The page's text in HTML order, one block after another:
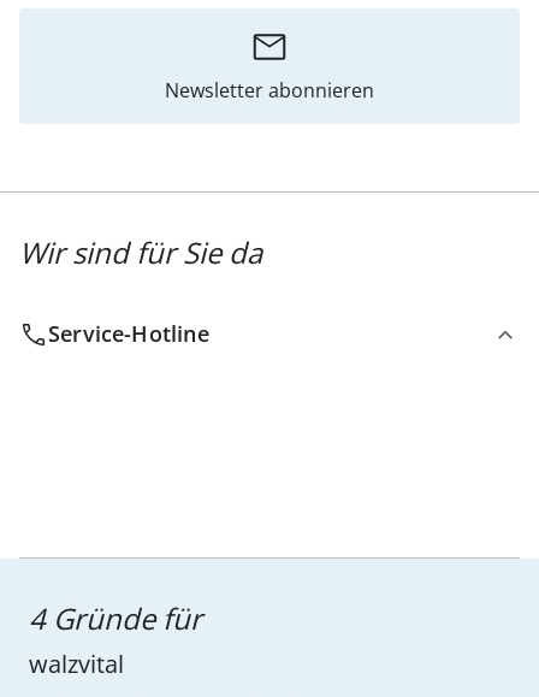
Newsletter abonnieren
Wir sind für Sie da
Service-Hotline
4 Gründe für
walzvital